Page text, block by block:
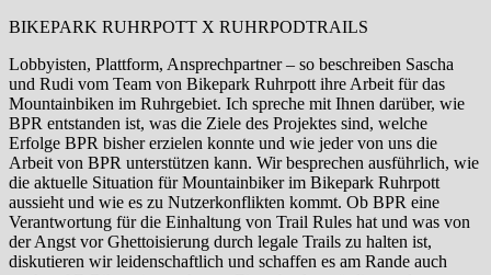
BIKEPARK RUHRPOTT X RUHRPODTRAILS
Lobbyisten, Plattform, Ansprechpartner – so beschreiben Sascha
und Rudi vom Team von Bikepark Ruhrpott ihre Arbeit für das
Mountainbiken im Ruhrgebiet. Ich spreche mit Ihnen darüber, wie
BPR entstanden ist, was die Ziele des Projektes sind, welche
Erfolge BPR bisher erzielen konnte und wie jeder von uns die
Arbeit von BPR unterstützen kann. Wir besprechen ausführlich, wie
die aktuelle Situation für Mountainbiker im Bikepark Ruhrpott
aussieht und wie es zu Nutzerkonflikten kommt. Ob BPR eine
Verantwortung für die Einhaltung von Trail Rules hat und was von
der Angst vor Ghettoisierung durch legale Trails zu halten ist,
diskutieren wir leidenschaftlich und schaffen es am Rande auch